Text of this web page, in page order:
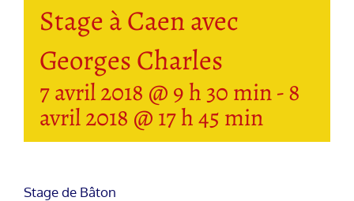
Stage à Caen avec
Georges Charles
7 avril 2018 @ 9 h 30 min-8
avril 2018 @ 17 h 45 min
Stage de Bâton